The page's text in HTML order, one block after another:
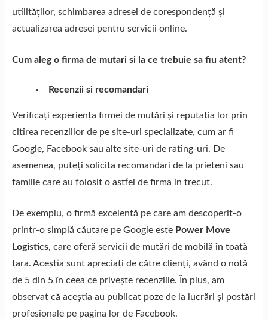
utilităților, schimbarea adresei de corespondență și
actualizarea adresei pentru servicii online.
Cum aleg o firma de mutari si la ce trebuie sa fiu atent?
Recenzii si recomandari
Verificați experiența firmei de mutări și reputația lor prin
citirea recenziilor de pe site-uri specializate, cum ar fi
Google, Facebook sau alte site-uri de rating-uri. De
asemenea, puteți solicita recomandari de la prieteni sau
familie care au folosit o astfel de firma in trecut.
De exemplu, o firmă excelentă pe care am descoperit-o
printr-o simplă căutare pe Google este Power Move
Logistics, care oferă servicii de mutări de mobilă în toată
țara. Aceștia sunt apreciați de către clienți, având o notă
de 5 din 5 în ceea ce privește recenziile. În plus, am
observat că aceștia au publicat poze de la lucrări și postări
profesionale pe pagina lor de Facebook.